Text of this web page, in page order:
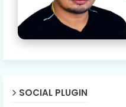
SOCIAL PLUGIN